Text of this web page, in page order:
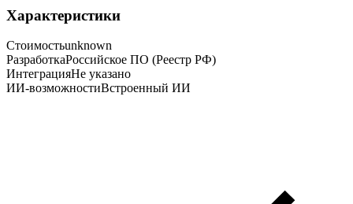
Характеристики
Стоимостьunknown
РазработкаРоссийское ПО (Реестр РФ)
ИнтеграцияНе указано
ИИ-возможностиВстроенный ИИ